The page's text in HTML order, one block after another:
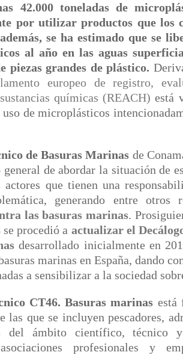
42.000 toneladas de
por utilizar productos que los
se ha estimado que se
al año en las aguas
piezas grandes de plástico.
europeo de registro,
químicas (REACH) está
de microplásticos
de Basuras Marinas de
de abordar la situación de
que tienen una
generando entre otros
las basuras marinas.
se procedió a actualizar el
desarrollado inicialmente en
marinas en España, dando
a sensibilizar a la sociedad
CT46. Basuras marinas está
las que se incluyen pescadores,
del ámbito científico, técnico
profesionales y